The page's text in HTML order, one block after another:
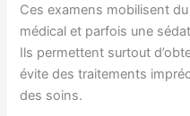
Ces examens mobilisent
médical et parfois une
Ils permettent surtout
évite des traitements
des soins.